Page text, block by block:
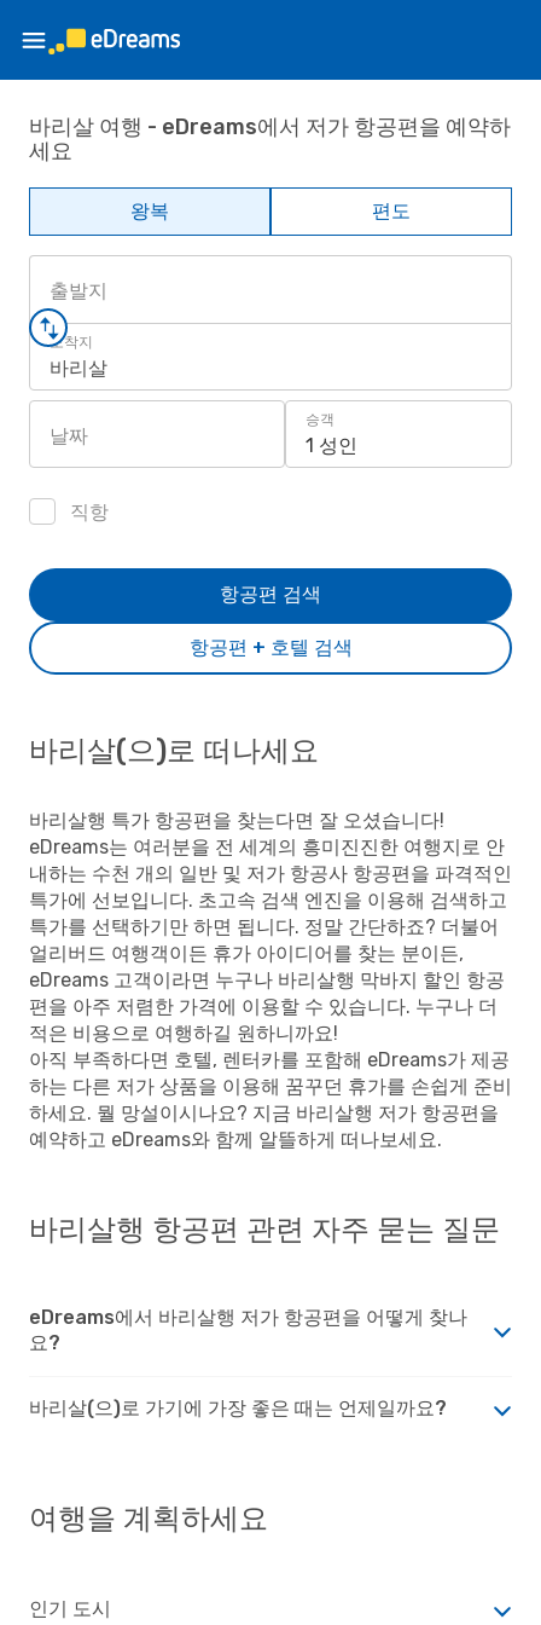
바리살 여행 - eDreams에서 저가 항공편을 예약하
세요
왕복 편도
출발지
도착지
바리살
날짜
승객
1 성인
직항
항공편 + 호텔 검색
항공편 검색
바리살(으)로 떠나세요
바리살행 특가 항공편을 찾는다면 잘 오셨습니다!
eDreams는 여러분을 전 세계의 흥미진진한 여행지로 안
내하는 수천 개의 일반 및 저가 항공사 항공편을 파격적인
특가에 선보입니다. 초고속 검색 엔진을 이용해 검색하고
특가를 선택하기만 하면 됩니다. 정말 간단하죠? 더불어
얼리버드 여행객이든 휴가 아이디어를 찾는 분이든,
eDreams 고객이라면 누구나 바리살행 막바지 할인 항공
편을 아주 저렴한 가격에 이용할 수 있습니다. 누구나 더
적은 비용으로 여행하길 원하니까요!
아직 부족하다면 호텔, 렌터카를 포함해 eDreams가 제공
하는 다른 저가 상품을 이용해 꿈꾸던 휴가를 손쉽게 준비
하세요. 뭘 망설이시나요? 지금 바리살행 저가 항공편을
예약하고 eDreams와 함께 알뜰하게 떠나보세요.
바리살행 항공편 관련 자주 묻는 질문
eDreams에서 바리살행 저가 항공편을 어떻게 찾나
요?
바리살(으)로 가기에 가장 좋은 때는 언제일까요?
여행을 계획하세요
인기 도시